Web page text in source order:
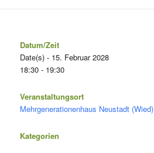
Datum/Zeit
Date(s) - 15. Februar 2028
18:30 - 19:30
Veranstaltungsort
Mehrgenerationenhaus Neustadt (Wied)
Kategorien